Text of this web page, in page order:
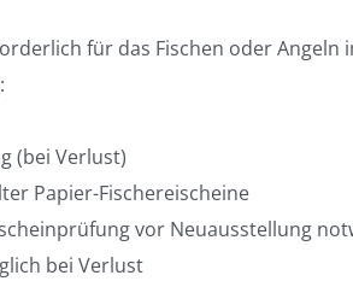
für das Fischen oder Angeln
(bei Verlust)
Papier-Fischereischeine
vor Neuausstellung
bei Verlust